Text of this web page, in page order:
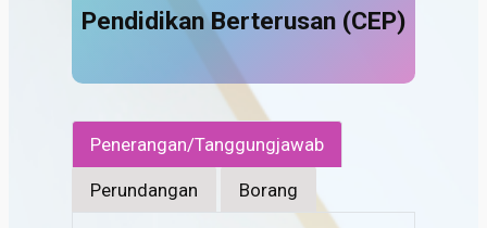
Pendidikan Berterusan (CEP)
Penerangan/Tanggungjawab
Perundangan Borang